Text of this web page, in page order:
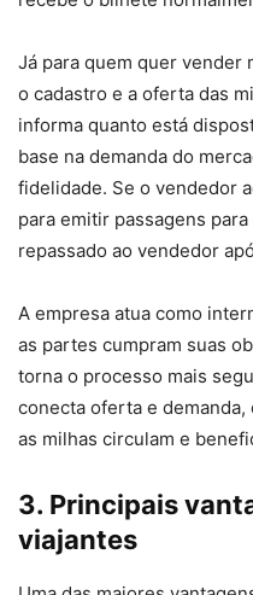
Já para quem quer vender
o cadastro e a oferta das
informa quanto está
base na demanda do
fidelidade. Se o vendedor
para emitir passagens
repassado ao vendedor
A empresa atua como
as partes cumpram suas
torna o processo mais
conecta oferta e
as milhas circulam e
3. Principais
viajantes